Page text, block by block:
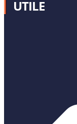
UTILE